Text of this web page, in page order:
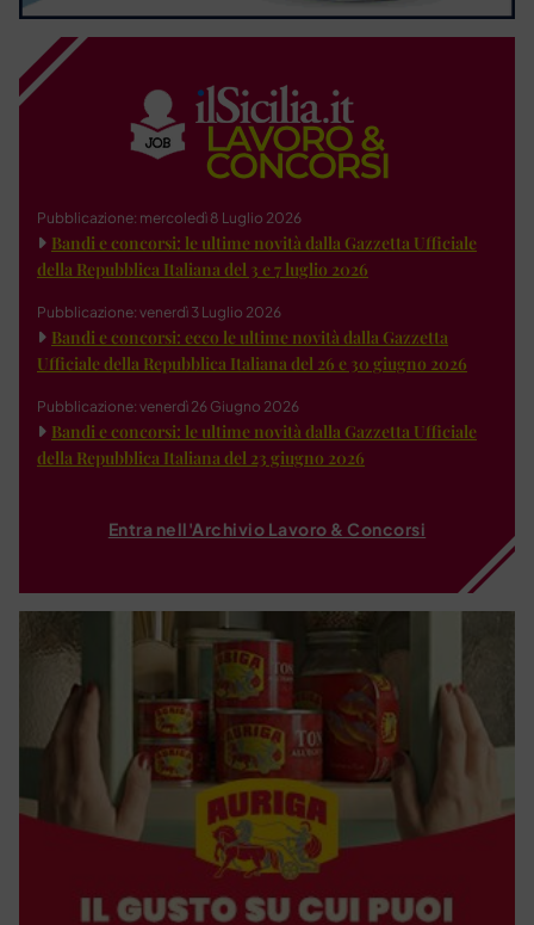
Pubblicazione: mercoledì 8 Luglio 2026
Bandi e concorsi: le ultime novità dalla Gazzetta Ufficiale
della Repubblica Italiana del 3 e 7 luglio 2026
Pubblicazione: venerdì 3 Luglio 2026
Bandi e concorsi: ecco le ultime novità dalla Gazzetta
Ufficiale della Repubblica Italiana del 26 e 30 giugno 2026
Pubblicazione: venerdì 26 Giugno 2026
Bandi e concorsi: le ultime novità dalla Gazzetta Ufficiale
della Repubblica Italiana del 23 giugno 2026
Entra nell'Archivio Lavoro & Concorsi